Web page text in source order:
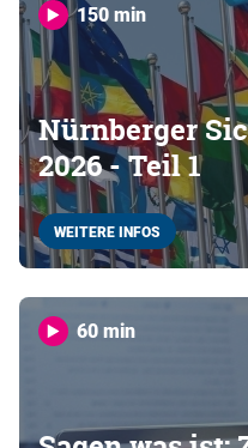
150 min
Nürnberger
2026 - Teil 1
WEITERE INFOS
60 min